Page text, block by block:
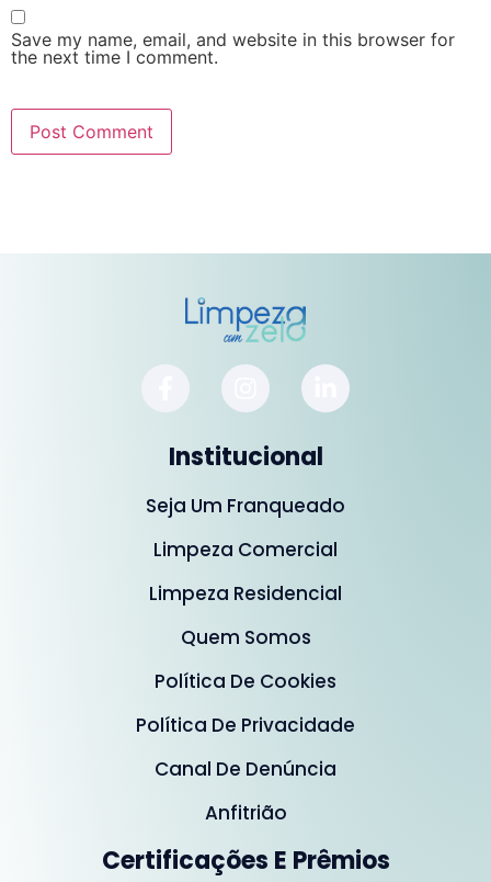
Save my name, email, and website in this browser for
the next time I comment.
Institucional
Seja Um Franqueado
Limpeza Comercial
Limpeza Residencial
Quem Somos
Política De Cookies
Política De Privacidade
Canal De Denúncia
Anfitrião
Certificações E Prêmios